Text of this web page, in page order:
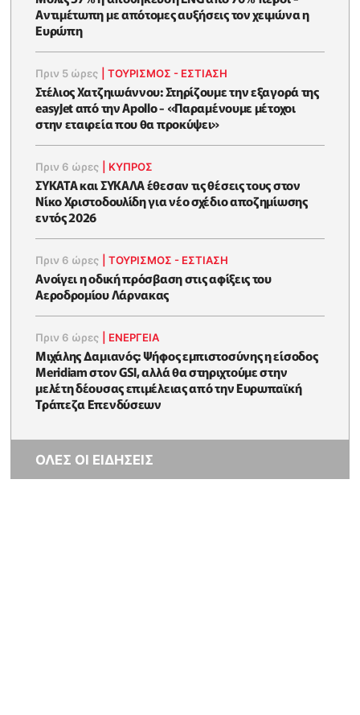
Αντιμέτωπη με απότομες αυξήσεις τον χειμώνα η
Ευρώπη
Πριν 5 ώρες |ΤΟΥΡΙΣΜΟΣ - ΕΣΤΙΑΣΗ
Στέλιος Χατζηιωάννου: Στηρίζουμε την εξαγορά της
easyJet από την Apollo - «Παραμένουμε μέτοχοι
στην εταιρεία που θα προκύψει»
Πριν 6 ώρες ΚΥΠΡΟΣ
ΣΥΚΑΤΑ και ΣΥΚΑΛΑ έθεσαν τις θέσεις τους στον
Νίκο Χριστοδουλίδη για νέο σχέδιο αποζημίωσης
εντός 2026
Πριν 6 ώρες |ΤΟΥΡΙΣΜΟΣ - ΕΣΤΙΑΣΗ
Ανοίγει η οδική πρόσβαση στις αφίξεις του
Αεροδρομίου Λάρνακας
Πριν 6 ώρες ΕΝΈΡΓΕΙΑ
Μιχάλης Δαμιανός: Ψήφος εμπιστοσύνης η είσοδος
Meridiam στον GSI, αλλά θα στηριχτούμε στην
μελέτη δέουσας επιμέλειας από την Ευρωπαϊκή
Τράπεζα Επενδύσεων
ΟΛΕΣ ΟΙ ΕΙΔΗΣΕΙΣ